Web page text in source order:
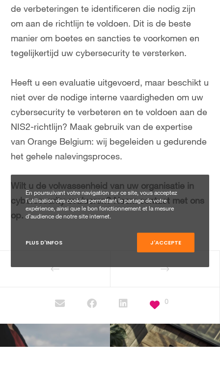
de verbeteringen te identificeren die nodig zijn
om aan de richtlijn te voldoen. Dit is de beste
manier om boetes en sancties te voorkomen en
tegelijkertijd uw cybersecurity te versterken.
Heeft u een evaluatie uitgevoerd, maar beschikt u
niet over de nodige interne vaardigheden om uw
cybersecurity te verbeteren en te voldoen aan de
NIS2-richtlijn? Maak gebruik van de expertise
van Orange Belgium: wij begeleiden u gedurende
het gehele nalevingsproces.
Wilt u de volwassenheid van uw organisatie in
cybersecurity evalueren? Neem contact met ons
op.
0
En poursuivant votre navigation sur ce site, vous acceptez
l’utilisation des cookies permettant le partage de votre
expérience, ainsi que le bon fonctionnement et la mesure
d’audience de notre site internet.
PLUS D'INFOS J'ACCEPTE